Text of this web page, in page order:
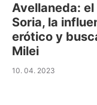
Avellaneda:
Soria, la
erótico y
Milei
10. 04. 2023